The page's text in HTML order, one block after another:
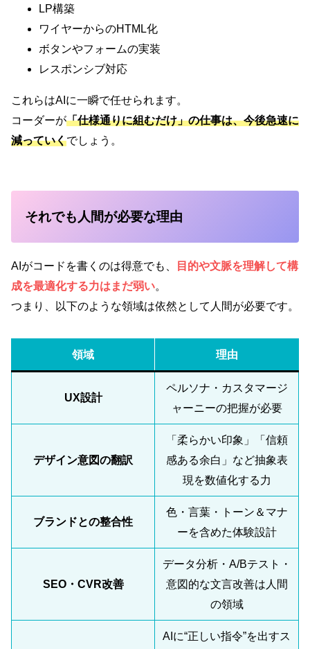
LP構築
ワイヤーからのHTML化
ボタンやフォームの実装
レスポンシブ対応
これらはAIに一瞬で任せられます。
コーダーが「仕様通りに組むだけ」の仕事は、今後急速に
減っていくでしょう。
それでも人間が必要な理由
AIがコードを書くのは得意でも、
目的や文脈を理解して構
成を最適化する力はまだ弱い。
つまり、以下のような領域は依然として人間が必要です。
領域 理由
UX設計
ペルソナ・カスタマージ
ャーニーの把握が必要
デザイン意図の翻訳
「柔らかい印象」「信頼
感ある余白」など抽象表
現を数値化する力
ブランドとの整合性
色・言葉・トーン＆マナ
ーを含めた体験設計
SEO・CVR改善
データ分析・A/Bテスト・
意図的な文言改善は人間
の領域
AIに“正しい指令”を出すス